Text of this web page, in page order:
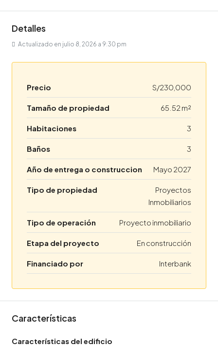
Detalles
Actualizado en julio 8, 2026 a 9:30 pm
Precio S/230,000
Tamaño de propiedad 65.52 m²
Habitaciones 3
Baños 3
Año de entrega o construccion Mayo 2027
Tipo de propiedad
Proyectos
Inmobiliarios
Tipo de operación Proyecto inmobiliario
Etapa del proyecto En construcción
Financiado por Interbank
Características
Características del edificio